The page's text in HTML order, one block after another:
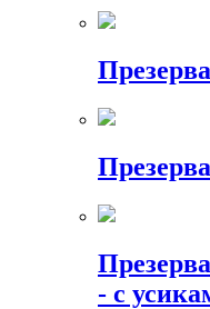
- с